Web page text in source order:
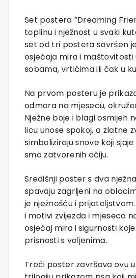
Set postera “Dreaming
toplinu i nježnost u svaki
set od tri postera savršen
osjećaja mira i maštovitosti
sobama, vrtićima ili čak u
Na prvom posteru je
odmara na mjesecu,
Nježne boje i blagi osmijeh
licu unose spokoj, a zlatne
simboliziraju snove koji
smo zatvorenih očiju.
Središnji poster s dva
spavaju zagrljeni na
je nježnošću i
i motivi zvijezda i mjeseca
osjećaj mira i sigurnosti
prisnosti s voljenima.
Treći poster završava ovu